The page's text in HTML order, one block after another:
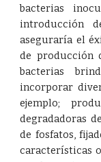
bacterias
introducción
aseguraría el
de producción
bacterias
incorporar
ejemplo;
degradadoras
de fosfatos,
características